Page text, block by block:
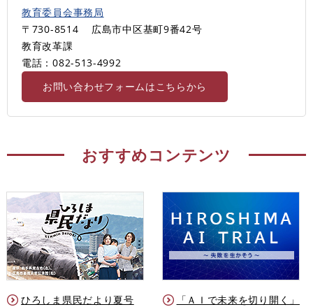
教育委員会事務局
〒730-8514
広島市中区基町9番42号
教育改革課
電話：082-513-4992
お問い合わせフォームはこちらから
おすすめコンテンツ
ひろしま県民だより夏号
「ＡＩで未来を切り開く」